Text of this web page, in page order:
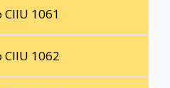
CIIU 1061
CIIU 1062